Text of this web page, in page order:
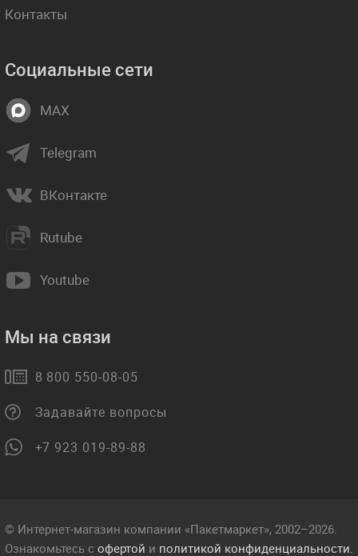
Контакты
Социальные сети
MAX
Telegram
ВКонтакте
Rutube
Youtube
Мы на связи
8 800 550-08-05
Задавайте вопросы
+7 923 019-89-88
© Интернет-магазин компании «Пакетмаркет», 2002–2026.
Ознакомьтесь с офертой и политикой конфиденциальности.